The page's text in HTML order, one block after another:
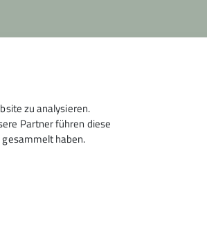
zu analysieren.
Partner führen diese
haben.